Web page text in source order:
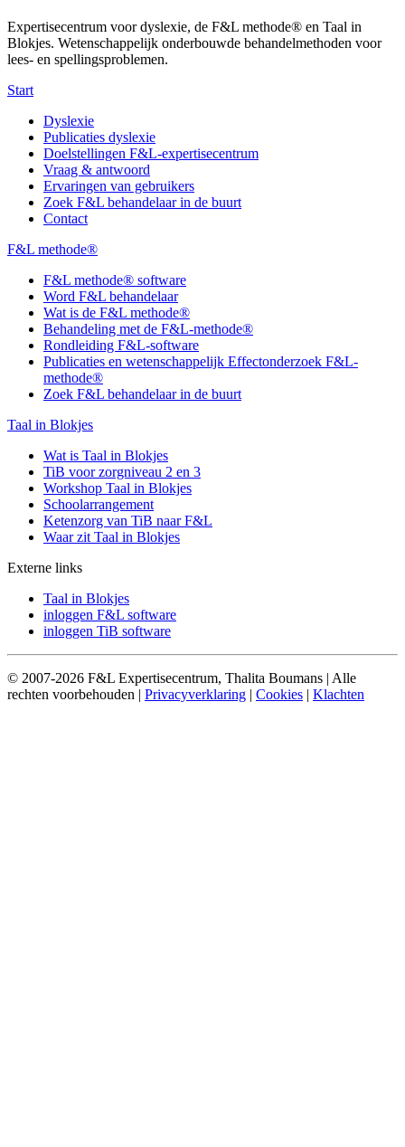
Expertisecentrum voor dyslexie, de F&L methode® en Taal in
Blokjes. Wetenschappelijk onderbouwde behandelmethoden voor
lees- en spellingsproblemen.
Start
Dyslexie
Publicaties dyslexie
Doelstellingen F&L-expertisecentrum
Vraag & antwoord
Ervaringen van gebruikers
Zoek F&L behandelaar in de buurt
Contact
F&L methode®
F&L methode® software
Word F&L behandelaar
Wat is de F&L methode®
Behandeling met de F&L-methode®
Rondleiding F&L-software
Publicaties en wetenschappelijk Effectonderzoek F&L-
methode®
Zoek F&L behandelaar in de buurt
Taal in Blokjes
Wat is Taal in Blokjes
TiB voor zorgniveau 2 en 3
Workshop Taal in Blokjes
Schoolarrangement
Ketenzorg van TiB naar F&L
Waar zit Taal in Blokjes
Externe links
Taal in Blokjes
inloggen F&L software
inloggen TiB software
© 2007-2026 F&L Expertisecentrum, Thalita Boumans | Alle
rechten voorbehouden | Privacyverklaring | Cookies | Klachten